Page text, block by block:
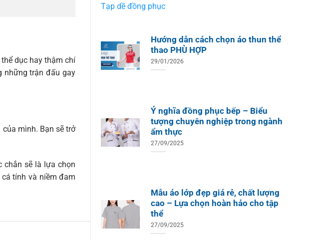
dục hay thậm chí
những trận đấu gay
mình. Bạn sẽ trở
chắn sẽ là lựa chọn
tính và niềm đam
Tạp dề đồng phục
Hướng dẫn cách chọn áo thun thể
thao PHÙ HỢP
29/01/2026
Ý nghĩa đồng phục bếp – Biểu
tượng chuyên nghiệp trong ngành
ẩm thực
27/09/2025
Mẫu áo lớp đẹp giá rẻ, chất lượng
cao – Lựa chọn hoàn hảo cho tập
thể
27/09/2025